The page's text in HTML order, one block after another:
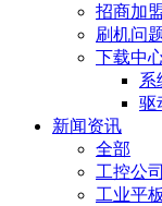
招商加
刷机问
下载中
系
驱
新闻资讯
全部
工控公
工业平